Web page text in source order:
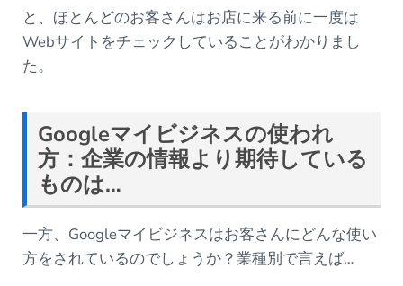
と、ほとんどのお客さんはお店に来る前に一度は
Webサイトをチェックしていることがわかりまし
た。
Googleマイビジネスの使われ
方：企業の情報より期待している
ものは…
一方、Googleマイビジネスはお客さんにどんな使い
方をされているのでしょうか？業種別で言えば…